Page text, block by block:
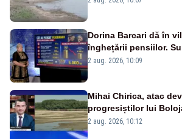
Dorina Barcari dă în
înghețării pensiilor.
pierdute de fiecare
2 aug. 2026, 10:09
Mihai Chirica, atac
progresiștilor lui
protejăm și natura,
2 aug. 2026, 10:12